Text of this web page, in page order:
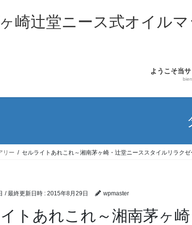
崎辻堂ニース式オイル
ようこそ当
リー セルライトあれこれ～湘南茅ヶ崎・辻堂ニーススタイルリラク
/ 最終更新日時 : 2015年8月29日 wpmaster
トあれこれ～湘南茅ヶ